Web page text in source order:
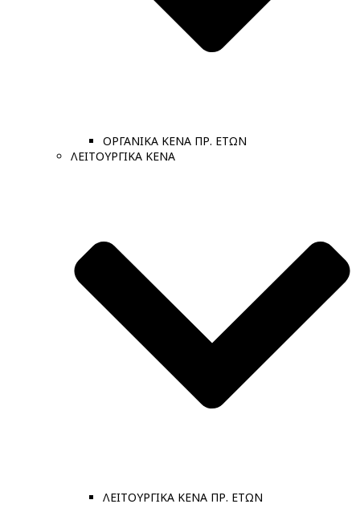
ΟΡΓΑΝΙΚΑ ΚΕΝΑ ΠΡ. ΕΤΩΝ
ΛΕΙΤΟΥΡΓΙΚΑ ΚΕΝΑ
ΛΕΙΤΟΥΡΓΙΚΑ ΚΕΝΑ ΠΡ. ΕΤΩΝ